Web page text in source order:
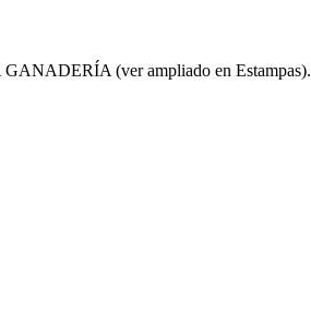
(ver ampliado en Estampas).